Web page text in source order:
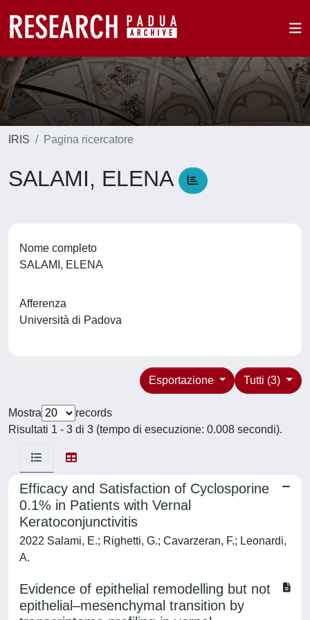
IRIS Pagina ricercatore
SALAMI, ELENA
Nome completo
SALAMI, ELENA
Afferenza
Università di Padova
Tutti (3)
Esportazione
Mostra
records
Risultati 1 - 3 di 3 (tempo di esecuzione: 0.008 secondi).
Efficacy and Satisfaction of Cyclosporine
0.1% in Patients with Vernal
Keratoconjunctivitis
2022 Salami, E.; Righetti, G.; Cavarzeran, F.; Leonardi,
A.
Evidence of epithelial remodelling but not
epithelial–mesenchymal transition by